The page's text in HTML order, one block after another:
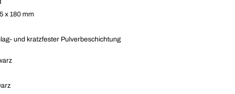
x 180 mm
und kratzfester Pulverbeschichtung